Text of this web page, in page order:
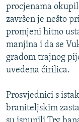
TV LIBERTY
POST SCRIPTUM
MOJA EVROPA
TRI DECENIJE OD
NASTANAK I RASPAD
Sve RFE/RL
procjenama
završen je nešto
promjeni hitno
manjina i da se
gradom trajnog
uvedena ćirilica.
Prosvjednici s
braniteljskim